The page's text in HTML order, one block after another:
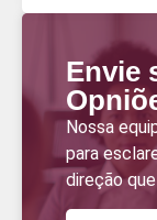
Envie
Nossa
para
direção